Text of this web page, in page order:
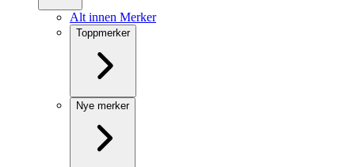
Alt innen Merker
Toppmerker
Nye merker